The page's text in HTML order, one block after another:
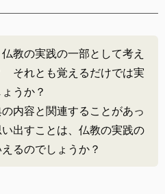
教の実践の一部として考え
それとも覚えるだけでは実
うか？
内容と関連することがあっ
出すことは、仏教の実践の
るのでしょうか？